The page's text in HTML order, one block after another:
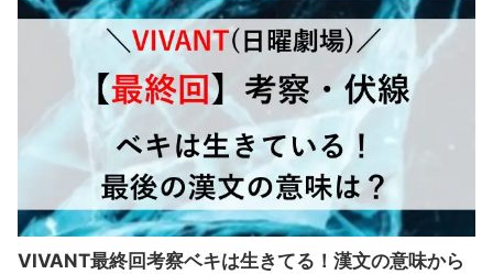
VIVANT最終回考察ベキは生きてる！漢文の意味から